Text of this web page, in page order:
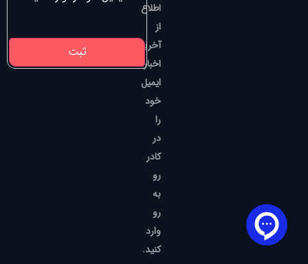
اطلاع
از
آخرین
اخبار،
ایمیل
خود
را
در
کادر
رو
به
رو
وارد
کنید.